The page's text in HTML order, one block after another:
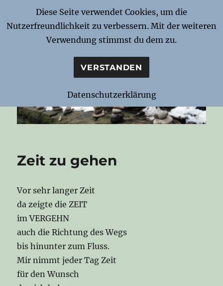
Notizen zur Nacht
Zeit zu gehen
Vor sehr langer Zeit
da zeigte die ZEIT
im VERGEHN
auch die Richtung des Wegs
bis hinunter zum Fluss.
Mir nimmt jeder Tag Zeit
für den Wunsch
Diese Seite verwendet Cookies, um die
Nutzerfreundlichkeit zu verbessern. Mit der weiteren
Verwendung stimmst du dem zu.
VERSTANDEN
Datenschutzerklärung